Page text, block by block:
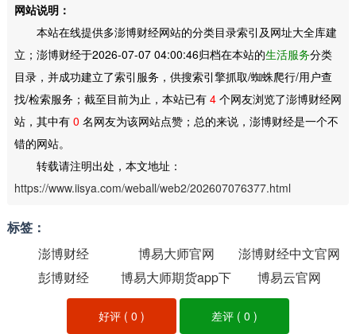
网站说明：
本站在线提供多澎博财经网站的分类目录索引及网址大全库建
立；澎博财经于2026-07-07 04:00:46归档在本站的生活服务分类
目录，并成功建立了索引服务，供搜索引擎抓取/蜘蛛爬行/用户查
找/检索服务；截至目前为止，本站已有 4个网友浏览了澎博财经网
站，其中有 0 名网友为该网站点赞；总的来说，澎博财经是一个不
错的网站。
转载请注明出处，本文地址：
https://www.iisya.com/weball/web2/202607076377.html
标签：
澎博财经
博易大师官网
澎博财经中文官网
彭博财经
博易大师期货app下
载
博易云官网
好评 (0 ) 差评 ( 0 )